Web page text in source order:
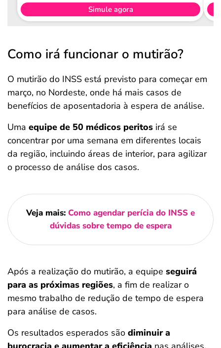
Simule agora
Como irá funcionar o mutirão?
O mutirão do INSS está previsto para começar em
março, no Nordeste, onde há mais casos de
benefícios de aposentadoria à espera de análise.
Uma equipe de 50 médicos peritos irá se
concentrar por uma semana em diferentes locais
da região, incluindo áreas de interior, para agilizar
o processo de análise dos casos.
Veja mais: Como agendar perícia do INSS e
dúvidas sobre tempo de espera
Após a realização do mutirão, a equipe seguirá
para as próximas regiões, a fim de realizar o
mesmo trabalho de redução de tempo de espera
para análise de casos.
Os resultados esperados são diminuir a